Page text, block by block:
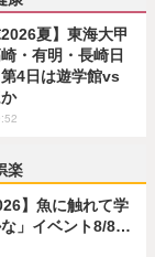
2026夏】東海大甲
・有明・長崎日
4日は遊学館vs
楽
】魚に触れて学
」イベント8/8…